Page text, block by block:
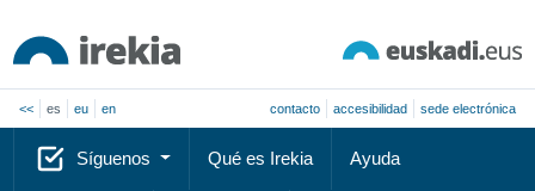
<< es eu en contacto accesibilidad sede electrónica
Síguenos Qué es Irekia Ayuda